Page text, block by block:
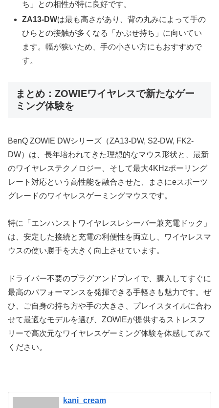
ち」との相性が特に良好です。
ZA13-DWは最も高さがあり、背の丸みによって手の
ひらとの接触が多くなる「かぶせ持ち」に向いてい
ます。幅が狭いため、手の小さい方にもおすすめで
す。
まとめ：ZOWIEワイヤレスで新たなゲー
ミング体験を
BenQ ZOWIE DWシリーズ（ZA13-DW, S2-DW, FK2-
DW）は、長年培われてきた理想的なマウス形状と、最新
のワイヤレステクノロジー、そして最大4KHzポーリング
レート対応という高性能を融合させた、まさにeスポーツ
グレードのワイヤレスゲーミングマウスです。
特に「エンハンストワイヤレスレシーバー兼充電ドック」
は、安定した接続と充電の利便性を両立し、ワイヤレスマ
ウスの使い勝手を大きく向上させています。
ドライバー不要のプラグアンドプレイで、購入してすぐに
最高のパフォーマンスを発揮できる手軽さも魅力です。ぜ
ひ、ご自身の持ち方や手の大きさ、プレイスタイルに合わ
せて最適なモデルを選び、ZOWIEが提供するストレスフ
リーで高次元なワイヤレスゲーミング体験を体感してみて
ください。
kani_cream